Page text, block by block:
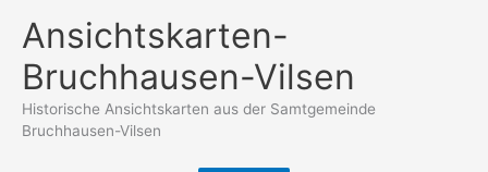
Inhalt
springen
Ansichtskarten-
Bruchhausen-Vilsen
Historische Ansichtskarten aus der Samtgemeinde
Bruchhausen-Vilsen